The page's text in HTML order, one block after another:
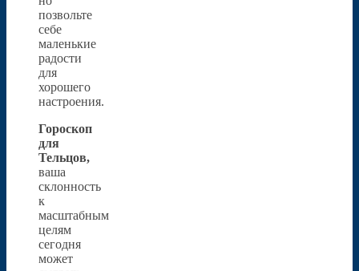
позвольте
себе
маленькие
радости
для
хорошего
настроения.
Гороскоп
для
Тельцов,
ваша
склонность
к
масштабным
целям
сегодня
может